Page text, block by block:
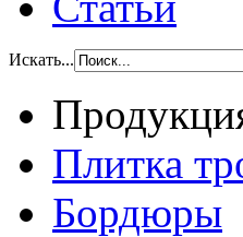
Искать...
Плитка
Бордюры